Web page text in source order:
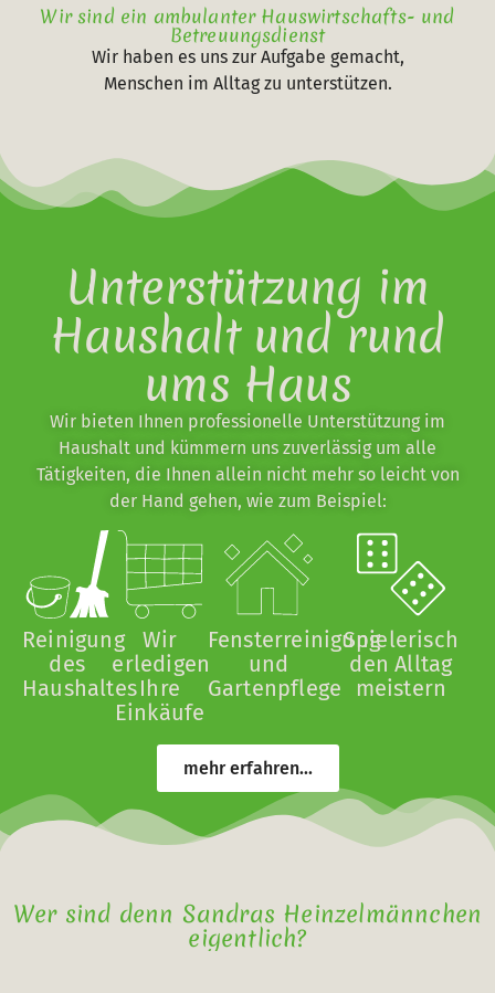
Wir sind ein ambulanter Hauswirtschafts- und
Betreuungsdienst
Wir haben es uns zur Aufgabe gemacht,
Menschen im Alltag zu unterstützen.
Unterstützung im
Haushalt und rund
ums Haus
Wir bieten Ihnen professionelle Unterstützung im
Haushalt und kümmern uns zuverlässig um alle
Tätigkeiten, die Ihnen allein nicht mehr so leicht von
der Hand gehen, wie zum Beispiel:
Reinigung
des
Haushaltes
Wir
erledigen
Ihre
Einkäufe
Fensterreinigung
und
Gartenpflege
Spielerisch
den Alltag
meistern
mehr erfahren...
Wer sind denn Sandras Heinzelmännchen
eigentlich?